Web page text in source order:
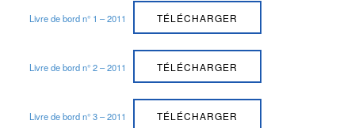
Livre de bord n° 1 – 2011 TÉLÉCHARGER
Livre de bord n° 2 – 2011 TÉLÉCHARGER
Livre de bord n° 3 – 2011 TÉLÉCHARGER